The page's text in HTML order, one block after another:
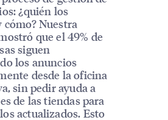
¿quién los
cómo? Nuestra
que el 49% de
siguen
los anuncios
desde la oficina
sin pedir ayuda a
de las tiendas para
actualizados. Esto